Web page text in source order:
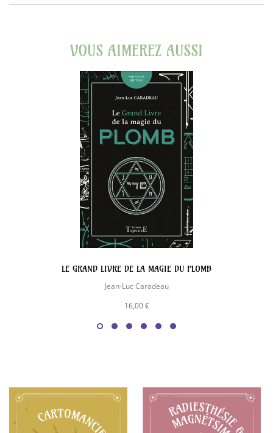
VOUS AIMEREZ AUSSI
LE GRAND LIVRE DE LA MAGIE DU PLOMB
Jean-Luc Caradeau
16,00 €